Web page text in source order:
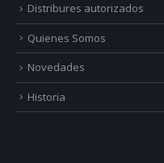
Distribures autorizados
Quienes Somos
Novedades
Historia